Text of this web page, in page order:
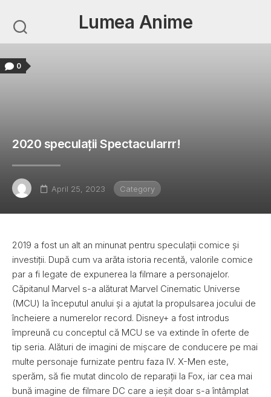
content
Lumea Anime
0
2020 speculații Spectacularrr!
April 25, 2023 Category
2019 a fost un alt an minunat pentru speculații comice și
investiții. După cum va arăta istoria recentă, valorile comice
par a fi legate de expunerea la filmare a personajelor.
Căpitanul Marvel s-a alăturat Marvel Cinematic Universe
(MCU) la începutul anului și a ajutat la propulsarea jocului de
încheiere a numerelor record. Disney+ a fost introdus
împreună cu conceptul că MCU se va extinde în oferte de
tip seria. Alături de imagini de mișcare de conducere pe mai
multe personaje furnizate pentru faza IV. X-Men este,
sperăm, să fie mutat dincolo de reparații la Fox, iar cea mai
bună imagine de filmare DC care a ieșit doar s-a întâmplat